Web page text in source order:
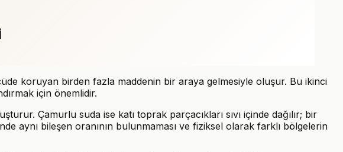
koruyan birden fazla maddenin bir araya gelmesiyle oluşur. Bu ikinci
için önemlidir.
Çamurlu suda ise katı toprak parçacıkları sıvı içinde dağılır; bir
aynı bileşen oranının bulunmaması ve fiziksel olarak farklı bölgelerin